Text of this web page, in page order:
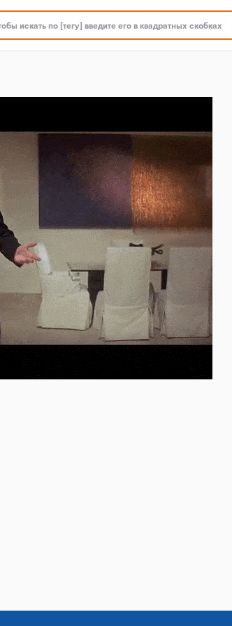
искать по [тегу] введите его в квадратных скобках